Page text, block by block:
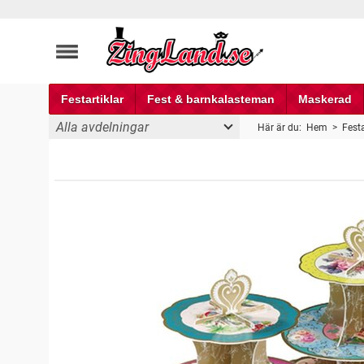
Festartiklar Fest & barnkalasteman Maskerad
Alla avdelningar Här är du: Hem >